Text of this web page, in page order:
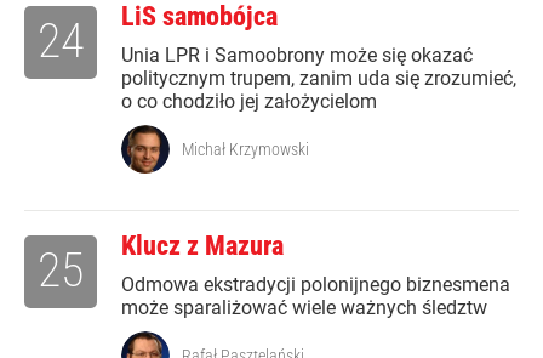
LiS samobójca
Unia LPR i Samoobrony może się okazać
politycznym trupem, zanim uda się zrozumieć,
o co chodziło jej założycielom
24
Michał Krzymowski
Klucz z Mazura
Odmowa ekstradycji polonijnego biznesmena
może sparaliżować wiele ważnych śledztw
25